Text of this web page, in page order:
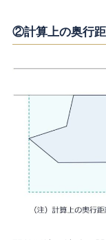
②計算上の奥行